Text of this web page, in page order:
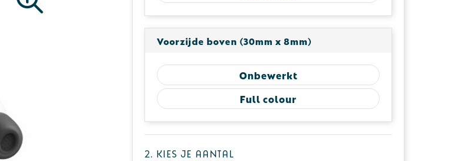
Voorzijde boven (30mm x 8mm)
Onbewerkt
Full colour
2. Kies je aantal